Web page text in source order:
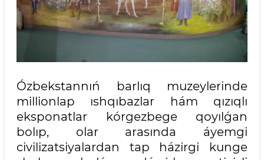
Ózbekstannıń barlıq muzeylerinde
millionlap ıshqıbazlar hám qızıqlı
eksponatlar kórgezbege qoyılǵan
bolıp, olar arasında áyemgi
civilizatsiyalardan tap házirgi kunge